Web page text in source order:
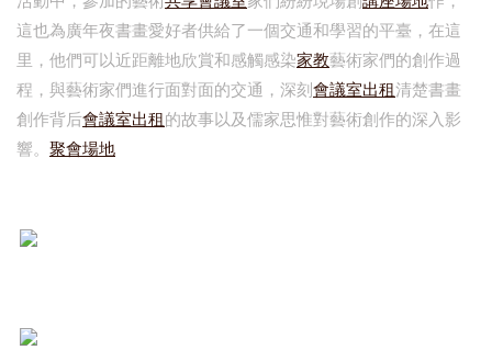
這也為廣年夜書畫愛好者供給了一個交通和學習的平臺，在這
里，他們可以近距離地欣賞和感觸感染家教藝術家們的創作過
程，與藝術家們進行面對面的交通，深刻會議室出租清楚書畫
創作背后會議室出租的故事以及儒家思惟對藝術創作的深入影
響。 聚會場地